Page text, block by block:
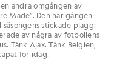
andra omgången av
Made”. Den här gången
stickade plagg:
av några av fotbollens
Tänk Ajax. Tänk Belgien,
för idag.